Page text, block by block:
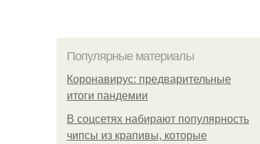
Популярные материалы
Коронавирус: предварительные
итоги пандемии
В соцсетях набирают популярность
чипсы из крапивы, которые